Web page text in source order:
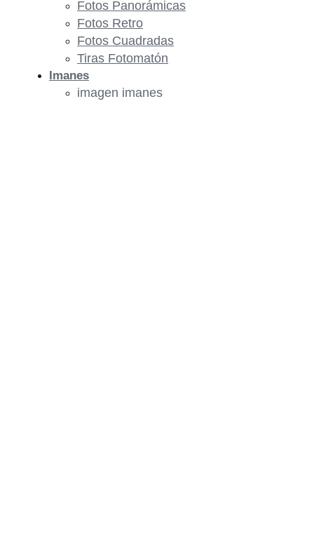
Fotos Panorámicas
Fotos Retro
Fotos Cuadradas
Tiras Fotomatón
Imanes
imagen imanes